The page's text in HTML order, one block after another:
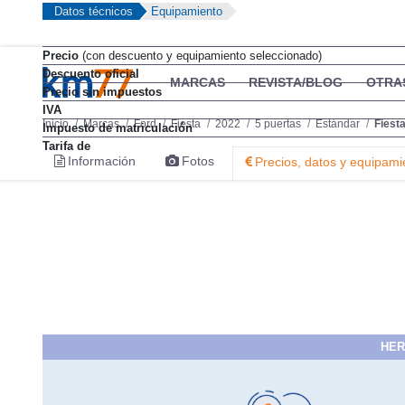
MARCAS REVISTA/BLOG
Inicio Marcas Ford Fiesta 2022 5 puertas Estándar
Precio(con descuento y equipamiento seleccionado)
Descuento oficial
Precio sin impuestos
IVA
Impuesto de matriculación
Tarifa de